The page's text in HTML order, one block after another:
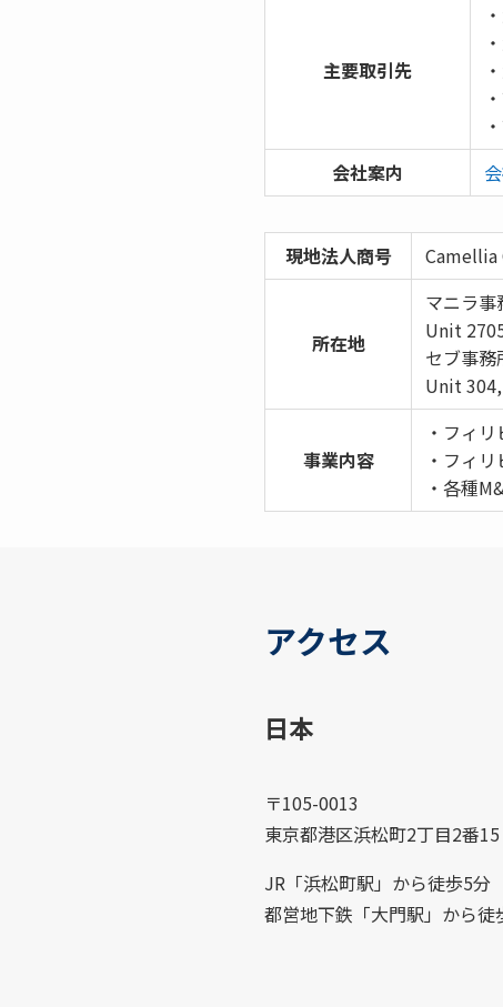
主要取引先
会社案内
現地法人商号 Camellia
所在地
マニラ事
Unit
セブ事務
Unit
事業内容
・フィ
・フィ
・各種
アクセス
日本
〒105-0013
東京都港区浜松町2丁目2番
JR「浜松町駅」から徒歩5分
都営地下鉄「大門駅」から徒